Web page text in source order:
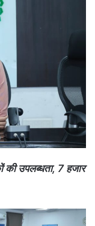
की उपलब्धता, 7 हजार